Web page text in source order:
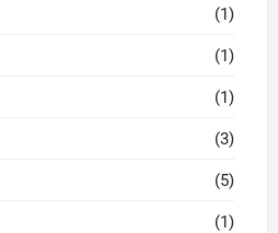
(1)
(1)
(1)
(3)
(5)
(1)